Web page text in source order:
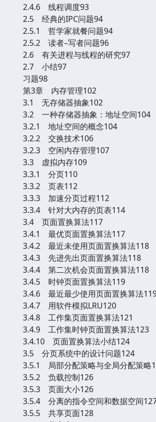
2.4.6 线程调度93
2.5 经典的IPC问题94
2.5.1 哲学家就餐问题94
2.5.2 读者–写者问题96
2.6 有关进程与线程的研究97
2.7 小结97
习题98
第3章 内存管理102
3.1 无存储器抽象102
3.2 一种存储器抽象：地址空间104
3.2.1 地址空间的概念104
3.2.2 交换技术106
3.2.3 空闲内存管理107
3.3 虚拟内存109
3.3.1 分页110
3.3.2 页表112
3.3.3 加速分页过程112
3.3.4 针对大内存的页表114
3.4 页面置换算法117
3.4.1 最优页面置换算法117
3.4.2 最近未使用页面置换算法118
3.4.3 先进先出页面置换算法118
3.4.4 第二次机会页面置换算法118
3.4.5 时钟页面置换算法119
3.4.6 最近最少使用页面置换算法
3.4.7 用软件模拟LRU120
3.4.8 工作集页面置换算法121
3.4.9 工作集时钟页面置换算法123
3.4.10 页面置换算法小结124
3.5 分页系统中的设计问题124
3.5.1 局部分配策略与全局分配策略
3.5.2 负载控制126
3.5.3 页面大小126
3.5.4 分离的指令空间和数据空间
3.5.5 共享页面128